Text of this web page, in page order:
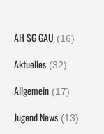
AH SG GAU (16)
Aktuelles (32)
Allgemein (17)
Jugend News (13)